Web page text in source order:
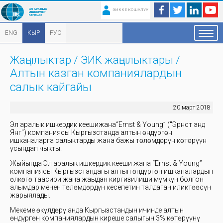
ЭИККЕ КОШУЛУУ
ENG КЫР РУС
Жаңылыктар / ЭИК жаңылыктары /
Алтын казган компаниялардын
салык кайгайы
20 март 2018
Эл аралык ишкердик кеңешижана“Ernst & Young” ("Эрнст энд
Янг") компаниясы Кыргызстанда алтын өндүргөн
ишканаларга салыктарды жана бажы төлөмдөрүн көтөрүүн
үсындап чыкты.
Жыйында Эл аралык ишкердик кеңеши жана “Ernst & Young”
компаниясы Кыргызстандагы алтын өндүргөн ишканалардын
өлкөгө таасири жана жаңыдан киргизилиши мүмкүн болгон
алымдар менен төлөмдөрдүн кесепетин талдаган иликтөөсүн
жарыялады.
Мекеме өкүлдөрү анда Кыргызстандын ичинде алтын
өндүргөн компаниялардын киреше салыгын 3% көтөрүүнү